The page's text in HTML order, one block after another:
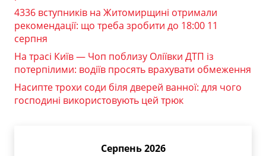
4336 вступників на Житомирщині отримали
рекомендації: що треба зробити до 18:00 11
серпня
На трасі Київ — Чоп поблизу Оліївки ДТП із
потерпілими: водіїв просять врахувати обмеження
Насипте трохи соди біля дверей ванної: для чого
господині використовують цей трюк
Серпень 2026